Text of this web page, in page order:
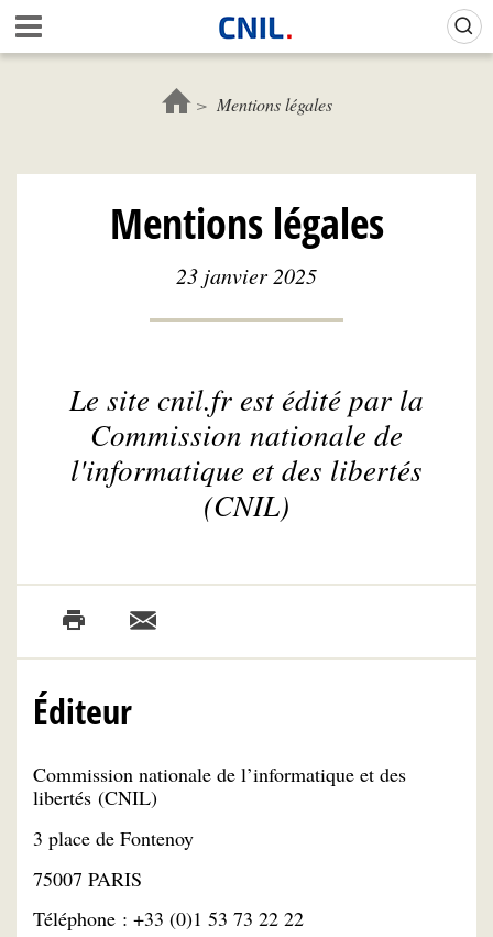
Aller
au
contenu
c
l
C
N
Mentions légales
Mentions légales
23 janvier 2025
Le site cnil.fr est édité par la
Commission nationale de
l'informatique et des libertés
(CNIL)
Éditeur
Commission nationale de l’informatique et des
libertés (CNIL)
3 place de Fontenoy
75007 PARIS
Téléphone : +33 (0)1 53 73 22 22
Gestion de vos préférences sur les cookies (témoins de connexion)